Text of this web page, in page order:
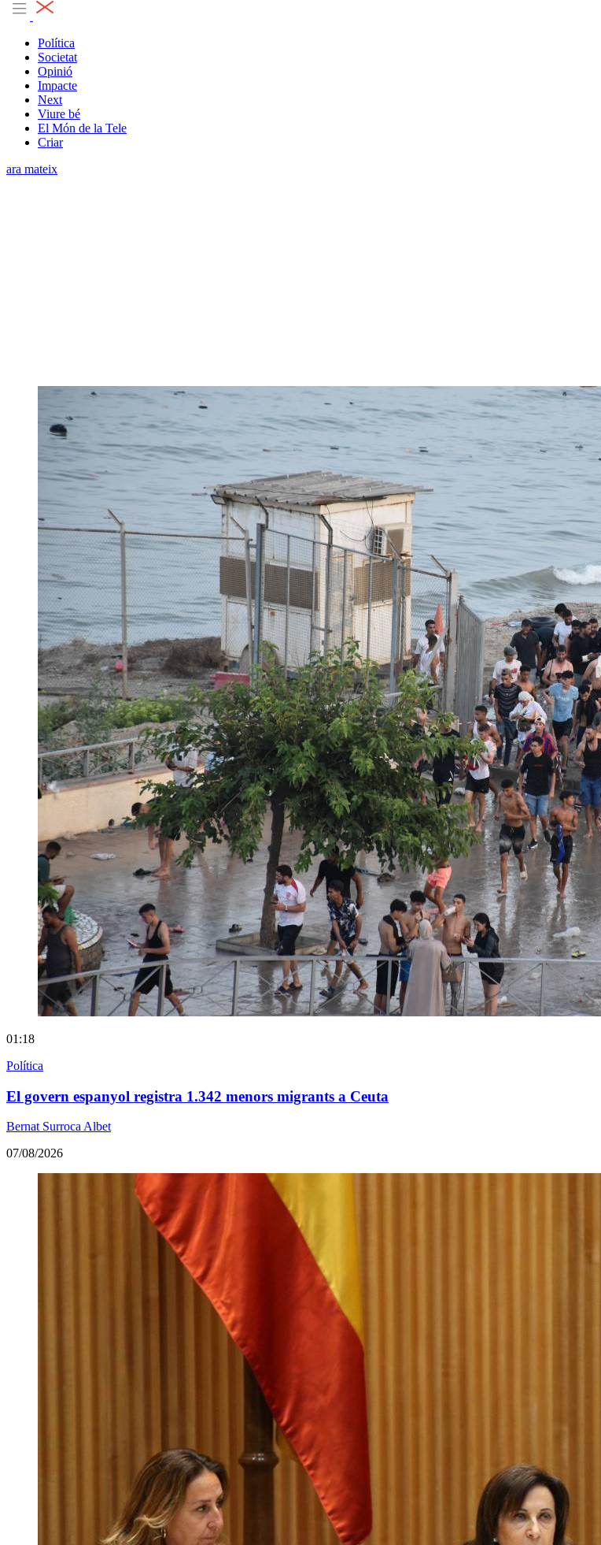
Política
Societat
Opinió
Impacte
Next
Viure bé
El Món de la Tele
Criar
ara mateix
01:18
Política
El govern espanyol registra 1.342 menors migrants a Ceuta
Bernat Surroca Albet
07/08/2026